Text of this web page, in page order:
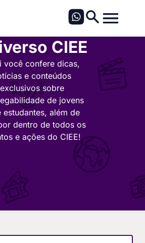
CIEE
você confere dicas,
e conteúdos
exclusivos sobre
de jovens
estudantes, além de
dentro de todos os
e ações do CIEE!